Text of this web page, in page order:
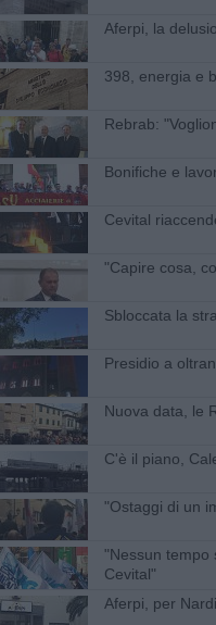
Aferpi, la
398, energia e
Rebrab:
Bonifiche e
​Cevital
"Capire cosa,
Sbloccata la
Presidio a
Nuova data, le
C'è il piano,
"Ostaggi di un
"Nessun tempo
Cevital"
Aferpi, per